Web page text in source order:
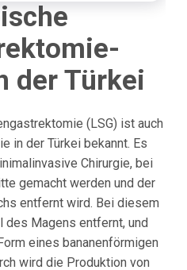
der Türkei
(LSG) ist auch
in der Türkei bekannt. Es
Chirurgie, bei
gemacht werden und der
entfernt wird. Bei diesem
des Magens entfernt, und
eines bananenförmigen
wird die Produktion von